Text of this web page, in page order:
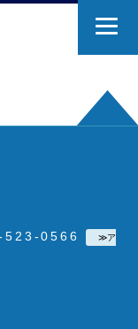
523-0566
≫ア